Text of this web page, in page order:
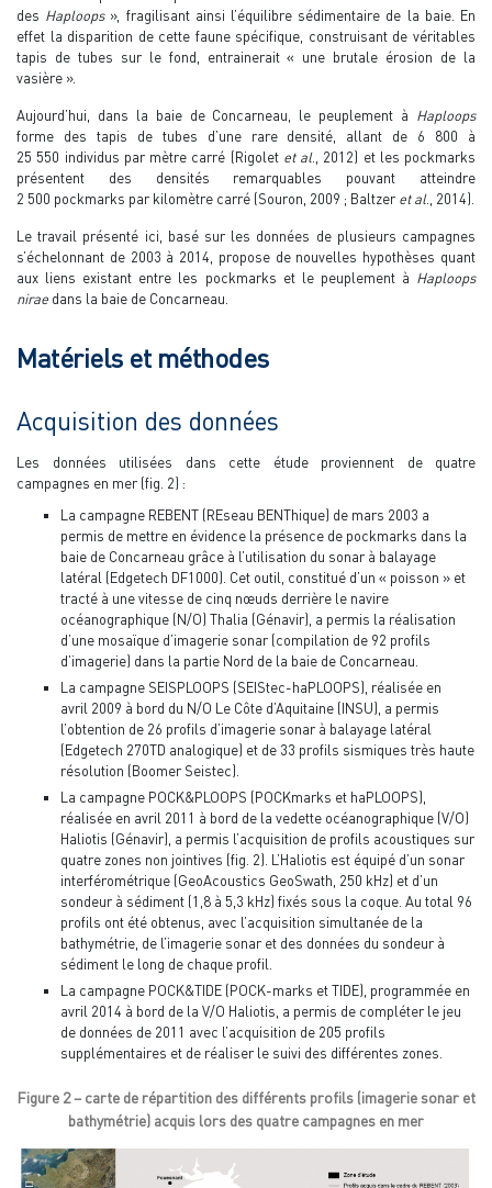
des Haploops», fragilisant ainsi l’équilibre sédimentaire de la baie. En
effet la disparition de cette faune spécifique, construisant de véritables
tapis de tubes sur le fond, entrainerait « une brutale érosion de la
vasière ».
Aujourd’hui, dans la baie de Concarneau, le peuplement à Haploops
forme des tapis de tubes d’une rare densité, allant de 6 800 à
25 550 individus par mètre carré (Rigolet et al., 2012) et les pockmarks
présentent des densités remarquables pouvant atteindre
2 500 pockmarks par kilomètre carré (Souron, 2009 ; Baltzer et al., 2014).
Le travail présenté ici, basé sur les données de plusieurs campagnes
s’échelonnant de 2003 à 2014, propose de nouvelles hypothèses quant
aux liens existant entre les pockmarks et le peuplement à Haploops
nirae dans la baie de Concarneau.
Matériels et méthodes
Acquisition des données
Les données utilisées dans cette étude proviennent de quatre
campagnes en mer (fig. 2) :
La campagne REBENT (REseau BENThique) de mars 2003 a
permis de mettre en évidence la présence de pockmarks dans la
baie de Concarneau grâce à l’utilisation du sonar à balayage
latéral (Edgetech DF1000). Cet outil, constitué d’un « poisson » et
tracté à une vitesse de cinq nœuds derrière le navire
océanographique (N/O) Thalia (Génavir), a permis la réalisation
d’une mosaïque d’imagerie sonar (compilation de 92 profils
d’imagerie) dans la partie Nord de la baie de Concarneau.
La campagne SEISPLOOPS (SEIStec-haPLOOPS), réalisée en
avril 2009 à bord du N/O Le Côte d’Aquitaine (INSU), a permis
l’obtention de 26 profils d’imagerie sonar à balayage latéral
(Edgetech 270TD analogique) et de 33 profils sismiques très haute
résolution (Boomer Seistec).
La campagne POCK&PLOOPS (POCKmarks et haPLOOPS),
réalisée en avril 2011 à bord de la vedette océanographique (V/O)
Haliotis (Génavir), a permis l’acquisition de profils acoustiques sur
quatre zones non jointives (fig. 2). L’Haliotis est équipé d’un sonar
interférométrique (GeoAcoustics GeoSwath, 250 kHz) et d’un
sondeur à sédiment (1,8 à 5,3 kHz) fixés sous la coque. Au total 96
profils ont été obtenus, avec l’acquisition simultanée de la
bathymétrie, de l’imagerie sonar et des données du sondeur à
sédiment le long de chaque profil.
La campagne POCK&TIDE (POCK-marks et TIDE), programmée en
avril 2014 à bord de la V/O Haliotis, a permis de compléter le jeu
de données de 2011 avec l’acquisition de 205 profils
supplémentaires et de réaliser le suivi des différentes zones.
Figure 2 – carte de répartition des différents profils (imagerie sonar et
bathymétrie) acquis lors des quatre campagnes en mer